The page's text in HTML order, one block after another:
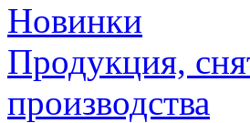
Новинки
Продукция,
производства